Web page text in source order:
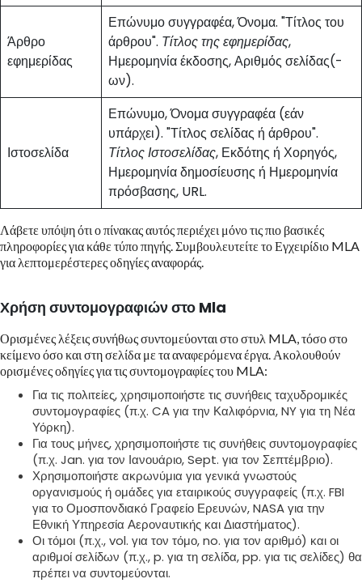
Άρθρο
εφημερίδας
Επώνυμο συγγραφέα, Όνομα. "Τίτλος του
άρθρου". Τίτλος της εφημερίδας,
Ημερομηνία έκδοσης, Αριθμός σελίδας(-
ων).
Ιστοσελίδα
Επώνυμο, Όνομα συγγραφέα (εάν
υπάρχει). "Τίτλος σελίδας ή άρθρου".
Τίτλος Ιστοσελίδας, Εκδότης ή Χορηγός,
Ημερομηνία δημοσίευσης ή Ημερομηνία
πρόσβασης, URL.
Λάβετε υπόψη ότι ο πίνακας αυτός περιέχει μόνο τις πιο βασικές
πληροφορίες για κάθε τύπο πηγής. Συμβουλευτείτε το Εγχειρίδιο MLA
για λεπτομερέστερες οδηγίες αναφοράς.
Χρήση συντομογραφιών στο Mla
Ορισμένες λέξεις συνήθως συντομεύονται στο στυλ MLA, τόσο στο
κείμενο όσο και στη σελίδα με τα αναφερόμενα έργα. Ακολουθούν
ορισμένες οδηγίες για τις συντομογραφίες του MLA:
Για τις πολιτείες, χρησιμοποιήστε τις συνήθεις ταχυδρομικές
συντομογραφίες (π.χ. CA για την Καλιφόρνια, NY για τη Νέα
Υόρκη).
Για τους μήνες, χρησιμοποιήστε τις συνήθεις συντομογραφίες
(π.χ. Jan. για τον Ιανουάριο, Sept. για τον Σεπτέμβριο).
Χρησιμοποιήστε ακρωνύμια για γενικά γνωστούς
οργανισμούς ή ομάδες για εταιρικούς συγγραφείς (π.χ. FBI
για το Ομοσπονδιακό Γραφείο Ερευνών, NASA για την
Εθνική Υπηρεσία Αεροναυτικής και Διαστήματος).
Οι τόμοι (π.χ., vol. για τον τόμο, no. για τον αριθμό) και οι
αριθμοί σελίδων (π.χ., p. για τη σελίδα, pp. για τις σελίδες) θα
πρέπει να συντομεύονται.